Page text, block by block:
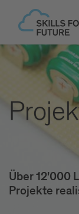
Über 12'000
Projekte